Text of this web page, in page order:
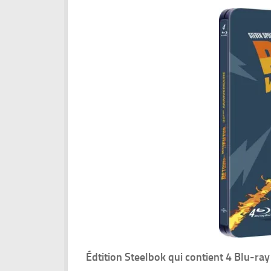
Édtition Steelbok qui contient 4 Blu-ray